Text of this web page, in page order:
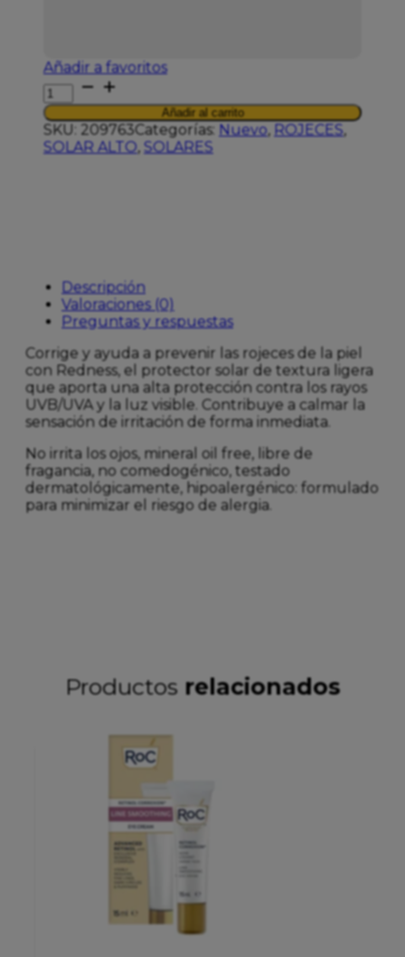
Añadir a favoritos
ISDIN
FOTOP
ULTRA
REDNESS
50ML
Añadir al carrito
SKU: 209763Categorías: Nuevo, ROJECES,
SOLAR ALTO, SOLARES
Descripción
Valoraciones (0)
Preguntas y respuestas
Corrige y ayuda a prevenir las rojeces de la piel
con Redness, el protector solar de textura ligera
que aporta una alta protección contra los rayos
UVB/UVA y la luz visible. Contribuye a calmar la
sensación de irritación de forma inmediata.
No irrita los ojos, mineral oil free, libre de
fragancia, no comedogénico, testado
dermatológicamente, hipoalergénico: formulado
para minimizar el riesgo de alergia.
Productos relacionados